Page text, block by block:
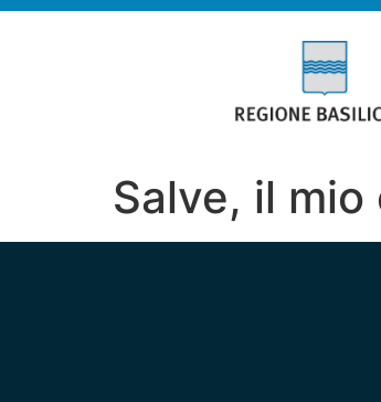
Salve, il